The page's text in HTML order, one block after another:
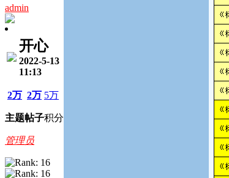
admin
开心
2022-5-13
11:13
2万
主题
2万
帖子
5万
积分
管理员